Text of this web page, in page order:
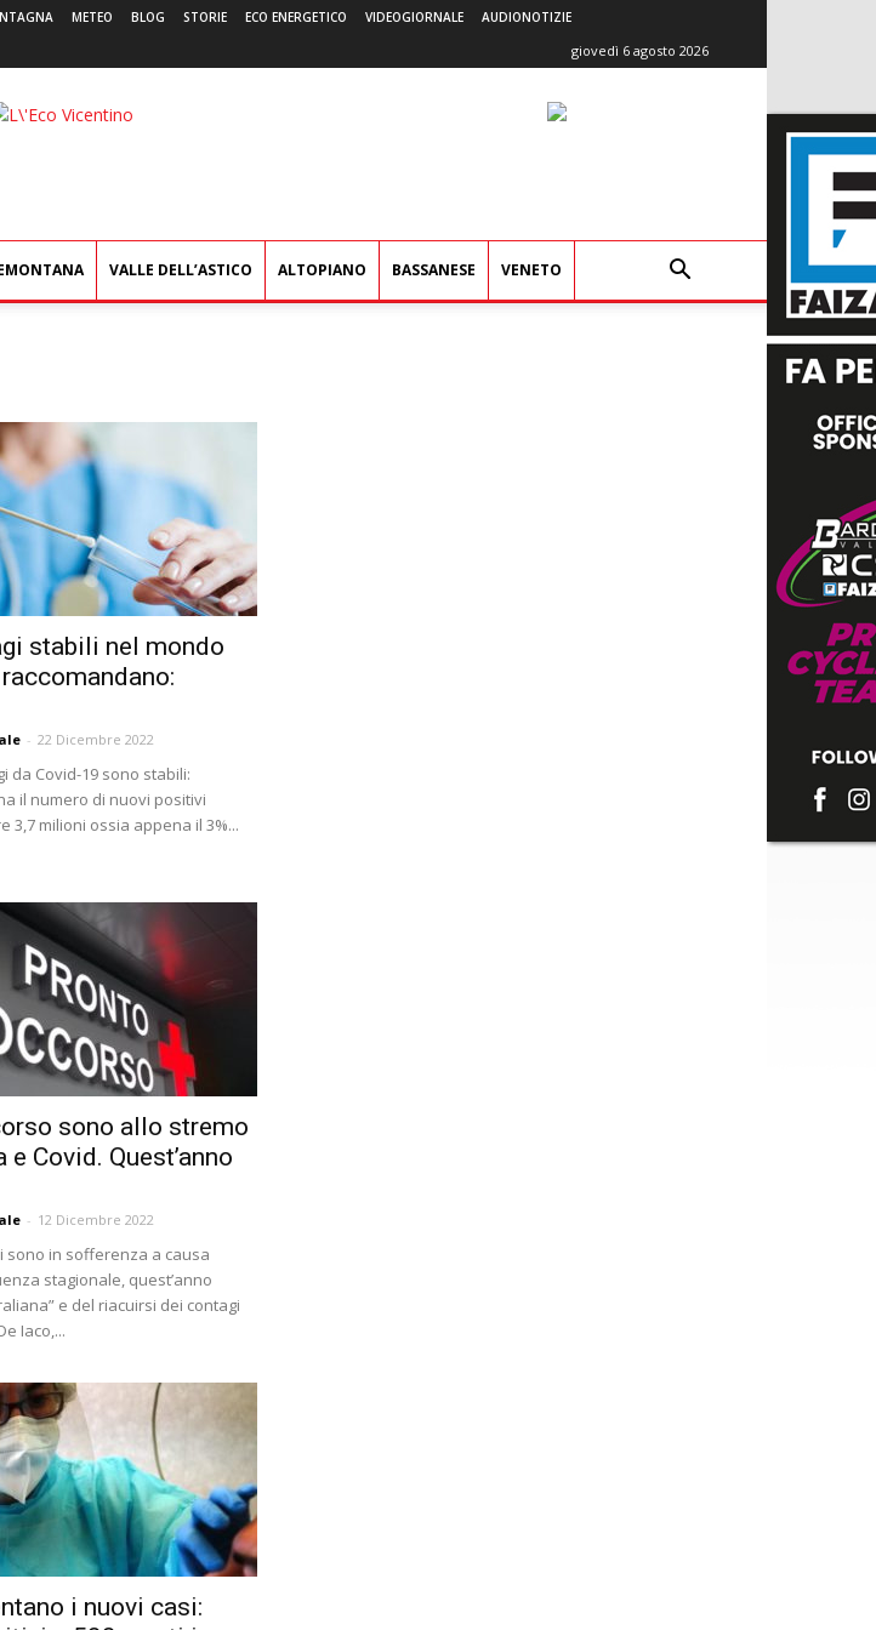
METEO BLOG STORIE ECO ENERGETICO VIDEOGIORNALE AUDIONOTIZIE
giovedì 6 agosto 2026
L'Eco
VALLE DELL’ASTICO ALTOPIANO BASSANESE VENETO
stabili nel mondo
- 22 Dicembre 2022
da Covid-19 sono stabili:
il numero di nuovi positivi
3,7 milioni ossia appena il 3%...
sono allo stremo
e Covid. Quest’anno
- 12 Dicembre 2022
sono in sofferenza a causa
stagionale, quest’anno
e del riacuirsi dei contagi
Iaco,...
i nuovi casi: